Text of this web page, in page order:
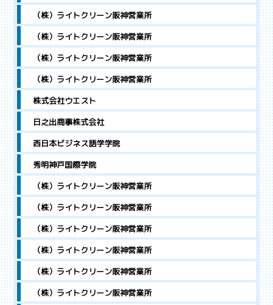
（株）ライトクリーン阪神営業所
（株）ライトクリーン阪神営業所
（株）ライトクリーン阪神営業所
（株）ライトクリーン阪神営業所
株式会社ウエスト
日之出商事株式会社
西日本ビジネス語学学院
秀明神戸国際学院
（株）ライトクリーン阪神営業所
（株）ライトクリーン阪神営業所
（株）ライトクリーン阪神営業所
（株）ライトクリーン阪神営業所
（株）ライトクリーン阪神営業所
（株）ライトクリーン阪神営業所